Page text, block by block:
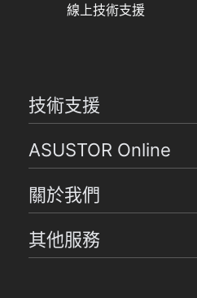
線上技術支援
技術支援
ASUSTOR Online
關於我們
其他服務